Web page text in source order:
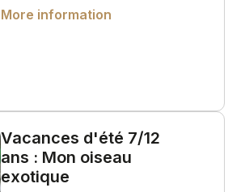
More information
Vacances d'été 7/12
ans : Mon oiseau
exotique